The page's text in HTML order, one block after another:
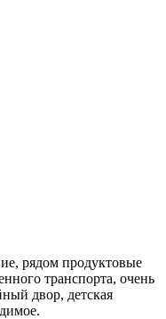
рядом продуктовые
транспорта, очень
двор, детская